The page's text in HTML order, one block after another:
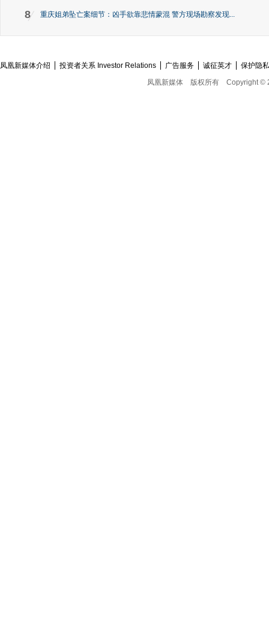
8 重庆姐弟坠亡案细节：凶手欲靠悲情蒙混 警方现场勘察发现...
凤凰新媒体介绍 投资者关系 Investor Relations 广告服务 诚征英才
保护隐
凤凰新媒体
版权所有 Copyright ©